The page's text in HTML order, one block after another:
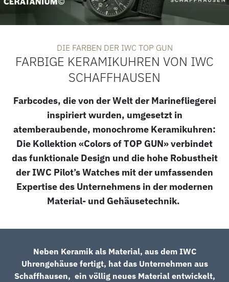
DIE FARBEN DER IWC TOP GUN
FARBIGE KERAMIKUHREN VON IWC
SCHAFFHAUSEN
Farbcodes, die von der Welt der Marinefliegerei
inspiriert wurden, umgesetzt in
atemberaubende, monochrome Keramikuhren:
Die Kollektion «Colors of TOP GUN» verbindet
das funktionale Design und die hohe Robustheit
der IWC Pilot’s Watches mit der umfassenden
Expertise des Unternehmens in der modernen
Material- und Gehäusetechnik.
Neben Keramik als Material, aus dem IWC
Uhrengehäuse fertigt, hat das Unternehmen aus
Schaffhausen, ein völlig neues Material entwickelt,